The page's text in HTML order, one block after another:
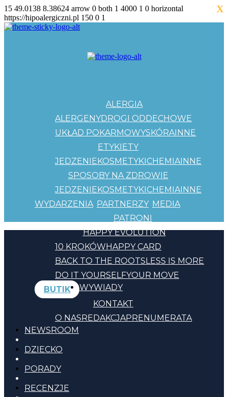
15 49.0138 8.38624 arrow 0 both 1 4000 1 0 horizontal
https://hipoalergiczni.pl 150 0 1
ALERGIA
ALERGENYDROGI ODDECHOWE
UKŁAD POKARMOWYSKÓRAINNE
ETYKIETY
JEDZENIEKOSMETYKICHEMIAINNE
SPOSOBY NA ZDROWIE
JEDZENIEKOSMETYKICHEMIAINNE
WYDARZENIA PARTNERZY
PATRONI
MEDIA
HAPPY EVOLUTION
10 KROKÓWHAPPY CARD
BACK TO THE ROOTSLESS IS MORE
DO IT YOURSELFYOUR MOVE
BUTIK
KONTAKT
O NASREDAKCJAPRENUMERATA
WYWIADY
NEWSROOM
DZIECKO
PORADY
RECENZJE
X